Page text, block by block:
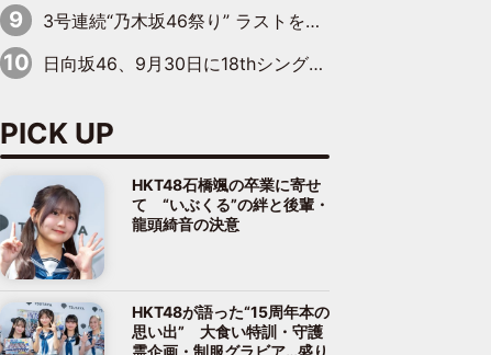
3号連続“乃木坂46祭り” ラストを飾るのは賀喜遥香…5年ぶりの登場に「5年分大人になった私を見ていただけたら」
日向坂46、9月30日に18thシングル『イチャイチャ虫』の発売決定！ フォーメーションは『日向坂で会いましょう』にて発表
PICK UP
HKT48石橋颯の卒業に寄せ
て “いぶくる”の絆と後輩・
龍頭綺音の決意
HKT48が語った“15周年本の
思い出” 大食い特訓・守護
霊企画・制服グラビア…盛り